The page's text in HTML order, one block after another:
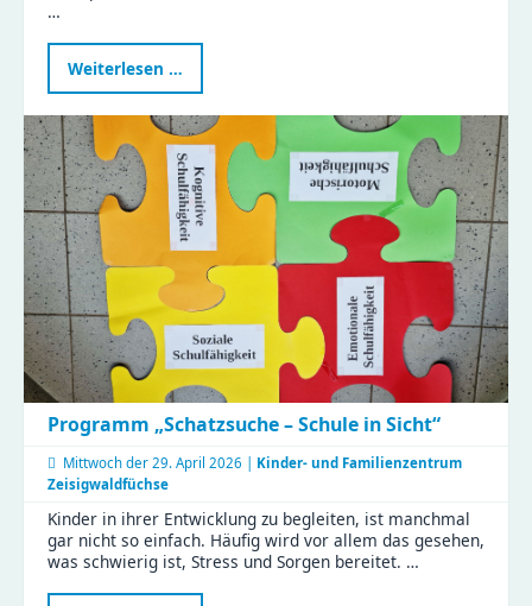
…
Weiterlesen …
kochen
Naturkinderhaus
Esche
Programm „Schatzsuche – Schule in Sicht“
Mittwoch der 29. April 2026 | Kinder- und Familienzentrum
Zeisigwaldfüchse
Kinder in ihrer Entwicklung zu begleiten, ist manchmal
gar nicht so einfach. Häufig wird vor allem das gesehen,
was schwierig ist, Stress und Sorgen bereitet. …